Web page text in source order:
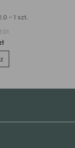
– 1 szt.